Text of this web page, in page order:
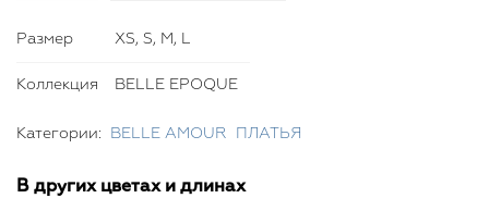
Размер XS, S, M, L
Коллекция BELLE EPOQUE
Категории: BELLE AMOUR ПЛАТЬЯ
В других цветах и длинах